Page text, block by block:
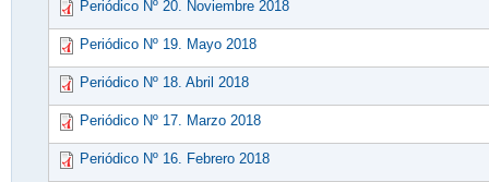
Periódico Nº 20. Noviembre 2018
Periódico Nº 19. Mayo 2018
Periódico Nº 18. Abril 2018
Periódico Nº 17. Marzo 2018
Periódico Nº 16. Febrero 2018